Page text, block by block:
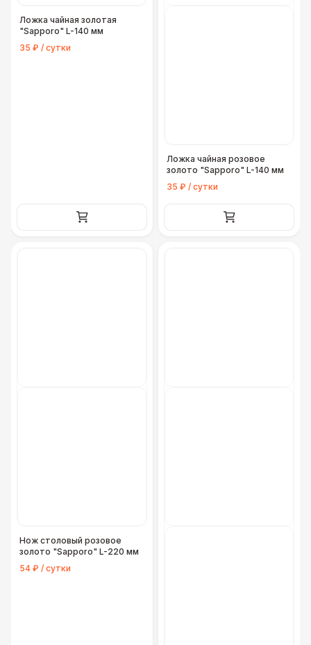
Ложка чайная золотая
"Sapporo" L-140 мм
35 ₽ / сутки
Ложка чайная розовое
золото "Sapporo" L-140 мм
35 ₽ / сутки
Нож столовый розовое
золото "Sapporo" L-220 мм
54 ₽ / сутки